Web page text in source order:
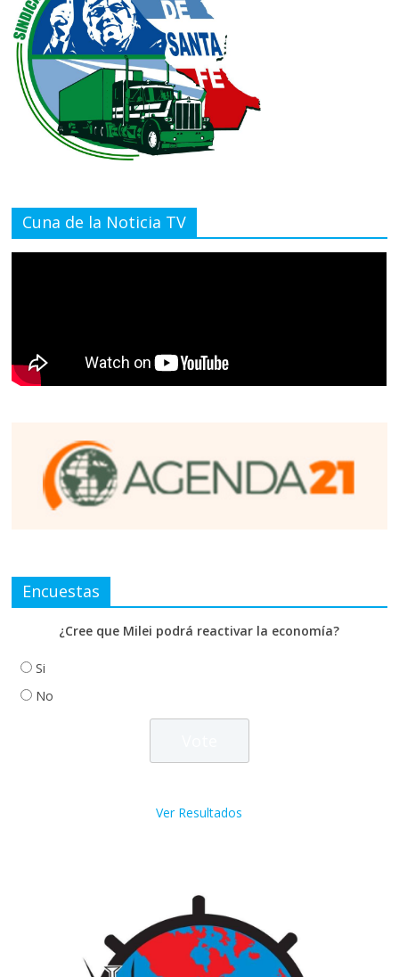
Cuna de la Noticia TV
Encuestas
¿Cree que Milei podrá reactivar la economía?
Si
No
Ver Resultados